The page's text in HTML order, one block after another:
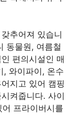
추어져 있습니
동물원, 여름철
편의시설인 매
, 와이파이, 온수
지고 있어 캠핑
켜줍니다. 사이
프라이버시를